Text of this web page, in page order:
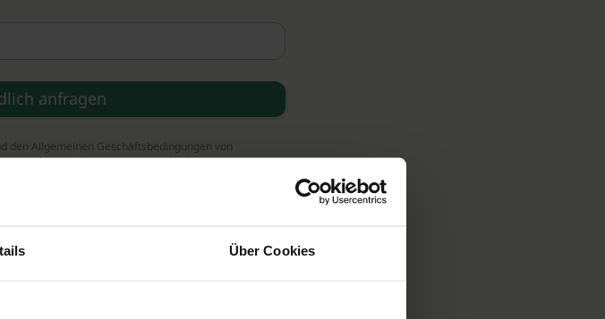
Über Cookies
den Allgemeinen Geschäftsbedingungen von
ein, inklusive der Weiterleitung der Daten an unsere